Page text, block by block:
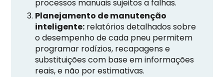
processos manuais sujeitos a falhas.
Planejamento de manutenção
inteligente: relatórios detalhados sobre
o desempenho de cada pneu permitem
programar rodízios, recapagens e
substituições com base em informações
reais, e não por estimativas.